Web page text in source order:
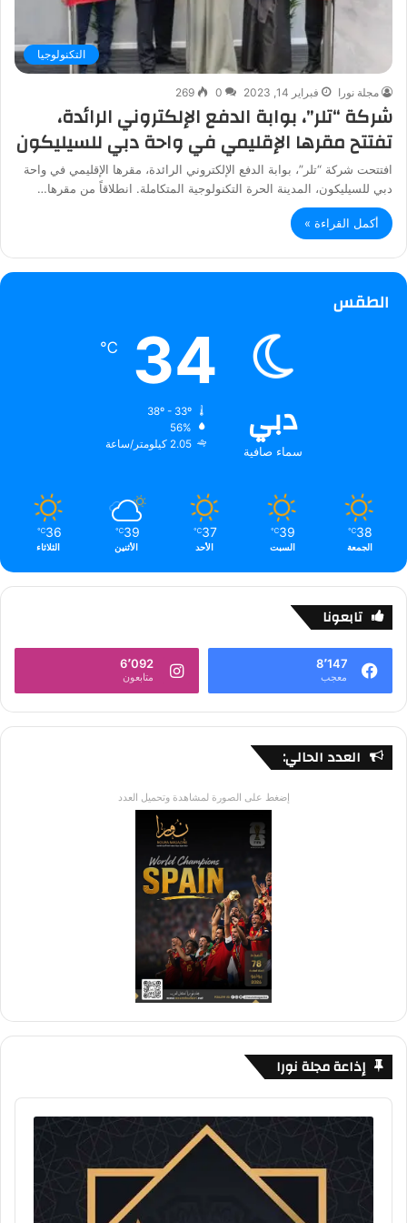
التكنولوجيا
مجلة نورا فبراير 14, 2023 0
269
شركة “تلر”، بوابة الدفع الإلكتروني الرائدة،
تفتتح مقرها الإقليمي في واحة دبي للسيليكون
افتتحت شركة “تلر”، بوابة الدفع الإلكتروني الرائدة، مقرها الإقليمي في واحة
دبي للسيليكون، المدينة الحرة التكنولوجية المتكاملة. انطلاقاً من مقرها…
أكمل القراءة »
الطقس
دبي
سماء صافية
34
℃
56%
2.05 كيلومتر/ساعة
38
℃
الجمعة
39
℃
السبت
37
℃
الأحد
39
℃
الأثنين
36
℃
الثلاثاء
تابعونا
8٬147
معجب
6٬092
متابعون
العدد الحالي:
إضغط على الصورة لمشاهدة وتحميل العدد
إذاعة مجلة نورا
Audio
Player